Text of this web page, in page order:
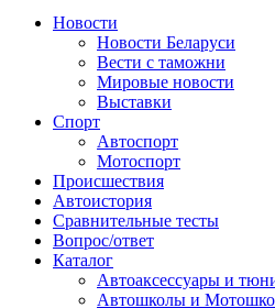
Сайт про автомобили
Новости
Новости Беларуси
Вести с таможни
Мировые новости
Выставки
Спорт
Автоспорт
Мотоспорт
Происшествия
Автоистория
Сравнительные тесты
Вопрос/ответ
Каталог
Автоакcессуары и
Автошколы и